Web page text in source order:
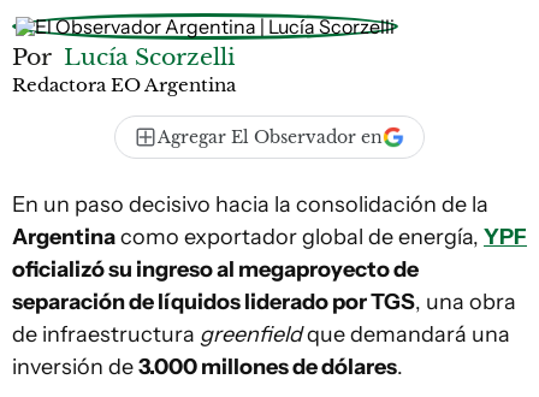
Por Lucía Scorzelli
Redactora EO Argentina
Agregar El Observador en
En un paso decisivo hacia la consolidación de la
Argentinacomo exportador global de energía, YPF
oficializó su ingreso al megaproyecto de
separación de líquidos liderado por TGS, una obra
de infraestructura greenfieldque demandará una
inversión de3.000 millones de dólares.